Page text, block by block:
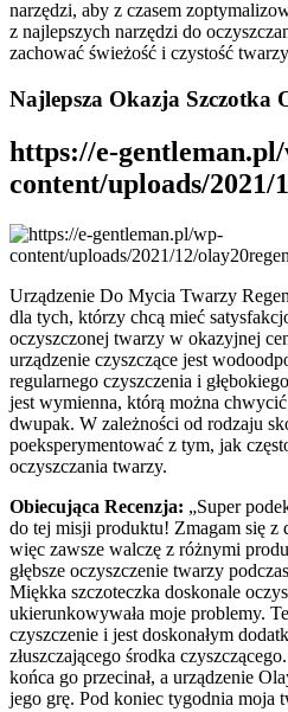
narzędzi, aby z czasem
z najlepszych narzędzi do
zachować świeżość i czystość
Najlepsza Okazja Szczotka
https://e-
content/uploads/2021/
Urządzenie Do Mycia Twarzy
dla tych, którzy chcą mieć
oczyszczonej twarzy w okazyjnej
urządzenie czyszczące jest
regularnego czyszczenia i
jest wymienna, którą można
dwupak. W zależności od rodzaju
poeksperymentować z tym, jak
oczyszczania twarzy.
Obiecująca Recenzja: „Super
do tej misji produktu! Zmagam się z
więc zawsze walczę z różnymi
głębsze oczyszczenie twarzy
Miękka szczoteczka doskonale
ukierunkowywała moje problemy.
czyszczenie i jest doskonałym
złuszczającego środka
końca go przecinał, a urządzenie
jego grę. Pod koniec tygodnia moja